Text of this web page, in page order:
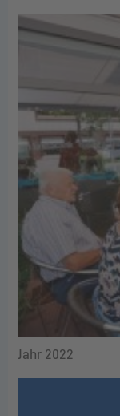
Jahr 2022